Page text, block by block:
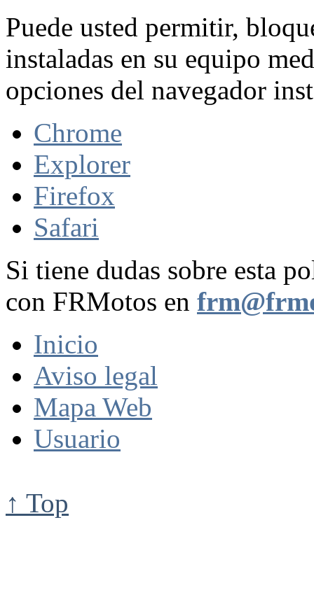
Puede usted permitir,
instaladas en su equipo
opciones del navegador
Chrome
Explorer
Firefox
Safari
Si tiene dudas sobre esta
con FRMotos en
Inicio
Aviso legal
Mapa Web
Usuario
↑ Top